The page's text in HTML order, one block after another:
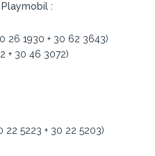
:
26 1930 + 30 62 3643)
+ 30 46 3072)
22 5223 + 30 22 5203)